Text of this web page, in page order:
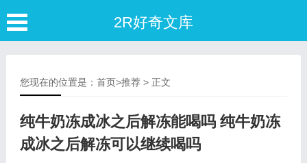
2R好奇文库
您现在的位置是： 首页>推荐> 正文
纯牛奶冻成冰之后解冻能喝吗 纯牛奶冻
成冰之后解冻可以继续喝吗